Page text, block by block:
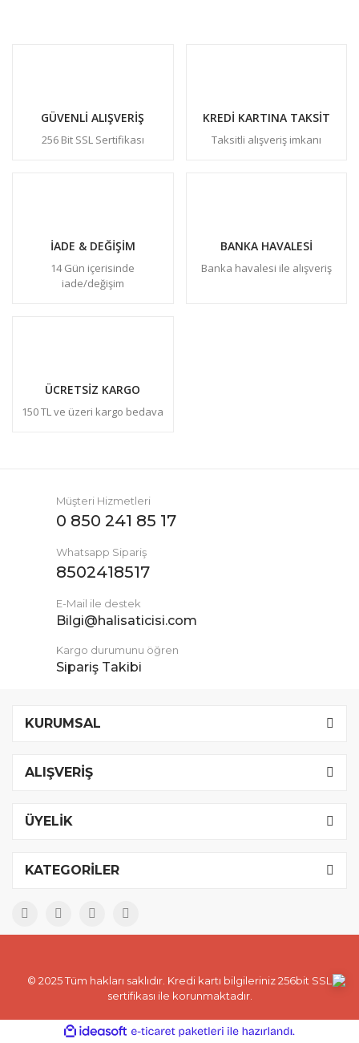
GÜVENLİ ALIŞVERİŞ
256 Bit SSL Sertifikası
KREDİ KARTINA TAKSİT
Taksitli alışveriş imkanı
İADE & DEĞİŞİM
14 Gün içerisinde
iade/değişim
BANKA HAVALESİ
Banka havalesi ile alışveriş
ÜCRETSİZ KARGO
150 TL ve üzeri kargo bedava
Müşteri Hizmetleri
0 850 241 85 17
Whatsapp Sipariş
8502418517
E-Mail ile destek
Bilgi@halisaticisi.com
Kargo durumunu öğren
Sipariş Takibi
KURUMSAL
ALIŞVERİŞ
ÜYELİK
KATEGORİLER
© 2025 Tüm hakları saklıdır. Kredi kartı bilgileriniz 256bit SSL
sertifikası ile korunmaktadır.
ideasoft
e-